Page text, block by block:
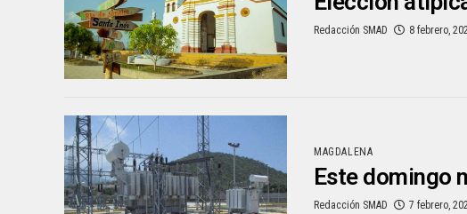
Redacción SMAD 8 febrero,
MAGDALENA
Este domingo
Redacción SMAD 7 febrero,